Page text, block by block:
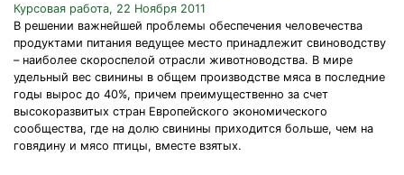
Курсовая работа, 22 Ноября 2011
В решении важнейшей проблемы обеспечения человечества
продуктами питания ведущее место принадлежит свиноводству
– наиболее скороспелой отрасли животноводства. В мире
удельный вес свинины в общем производстве мяса в последние
годы вырос до 40%, причем преимущественно за счет
высокоразвитых стран Европейского экономического
сообщества, где на долю свинины приходится больше, чем на
говядину и мясо птицы, вместе взятых.